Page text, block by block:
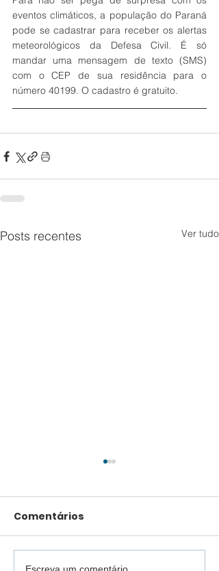
eventos climáticos, a população do Paraná
pode se cadastrar para receber os alertas
meteorológicos da Defesa Civil. É só
mandar uma mensagem de texto (SMS)
com o CEP de sua residência para o
número 40199. O cadastro é gratuito.
Posts recentes Ver tudo
Comentários